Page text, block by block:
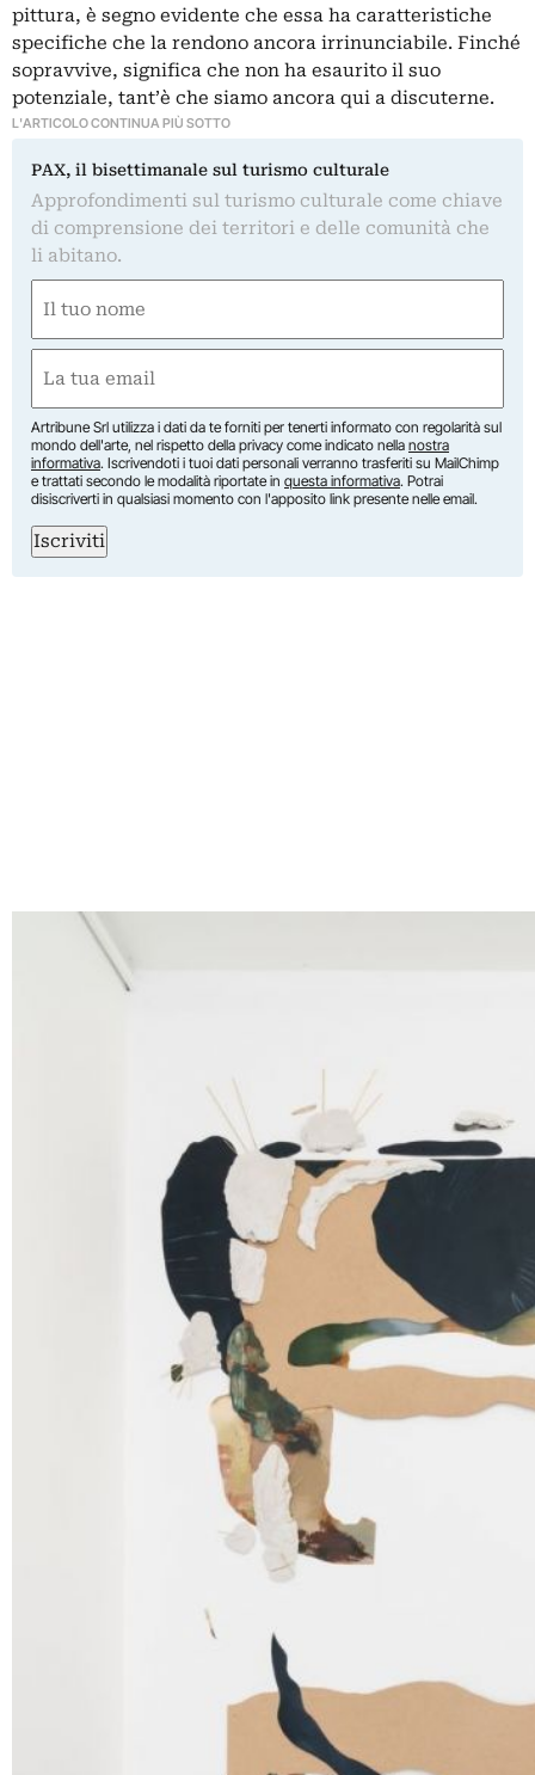
pittura, è segno evidente che essa ha caratteristiche
specifiche che la rendono ancora irrinunciabile. Finché
sopravvive, significa che non ha esaurito il suo
potenziale, tant’è che siamo ancora qui a discuterne.
L'ARTICOLO CONTINUA PIÙ SOTTO
PAX, il bisettimanale sul turismo culturale
Approfondimenti sul turismo culturale come chiave
di comprensione dei territori e delle comunità che
li abitano.
(Obbligatorio)
Nome
(Obbligatorio)
Artribune Srl utilizza i dati da te forniti per tenerti informato con regolarità sul
mondo dell'arte, nel rispetto della privacy come indicato nella nostra
informativa. Iscrivendoti i tuoi dati personali verranno trasferiti su MailChimp
e trattati secondo le modalità riportate in questa informativa. Potrai
disiscriverti in qualsiasi momento con l'apposito link presente nelle email.
Iscriviti